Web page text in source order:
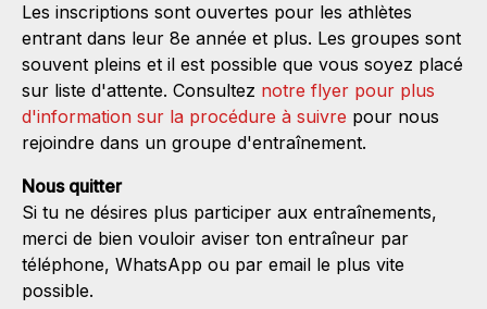
Les inscriptions sont ouvertes pour les athlètes
entrant dans leur 8e année et plus. Les groupes sont
souvent pleins et il est possible que vous soyez placé
sur liste d'attente. Consultez notre flyer pour plus
d'information sur la procédure à suivre pour nous
rejoindre dans un groupe d'entraînement.
Nous quitter
Si tu ne désires plus participer aux entraînements,
merci de bien vouloir aviser ton entraîneur par
téléphone, WhatsApp ou par email le plus vite
possible.